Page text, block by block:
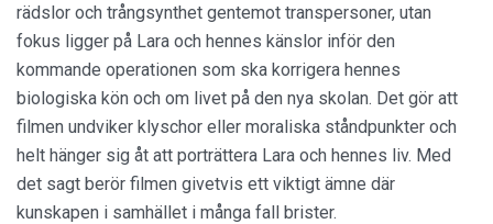
rädslor och trångsynthet gentemot transpersoner, utan
fokus ligger på Lara och hennes känslor inför den
kommande operationen som ska korrigera hennes
biologiska kön och om livet på den nya skolan. Det gör att
filmen undviker klyschor eller moraliska ståndpunkter och
helt hänger sig åt att porträttera Lara och hennes liv. Med
det sagt berör filmen givetvis ett viktigt ämne där
kunskapen i samhället i många fall brister.